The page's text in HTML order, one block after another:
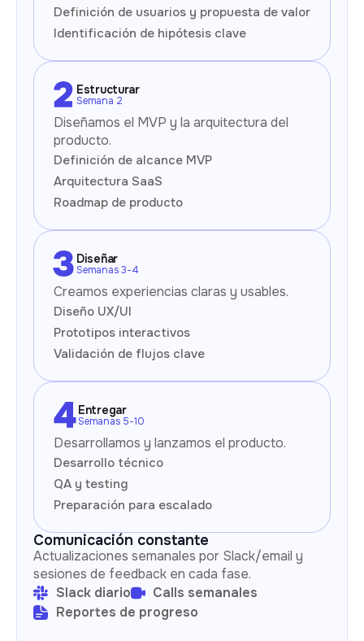
Definición de usuarios y propuesta de valor
Identificación de hipótesis clave
Estructurar
Semana 2
Diseñamos el MVP y la arquitectura del
producto.
Definición de alcance MVP
Arquitectura SaaS
Roadmap de producto
Diseñar
Semanas 3-4
Creamos experiencias claras y usables.
Diseño UX/UI
Prototipos interactivos
Validación de flujos clave
Entregar
Semanas 5-10
Desarrollamos y lanzamos el producto.
Desarrollo técnico
QA y testing
Preparación para escalado
Comunicación constante
Actualizaciones semanales por Slack/email y
sesiones de feedback en cada fase.
Slack diario
Calls semanales
Reportes de progreso